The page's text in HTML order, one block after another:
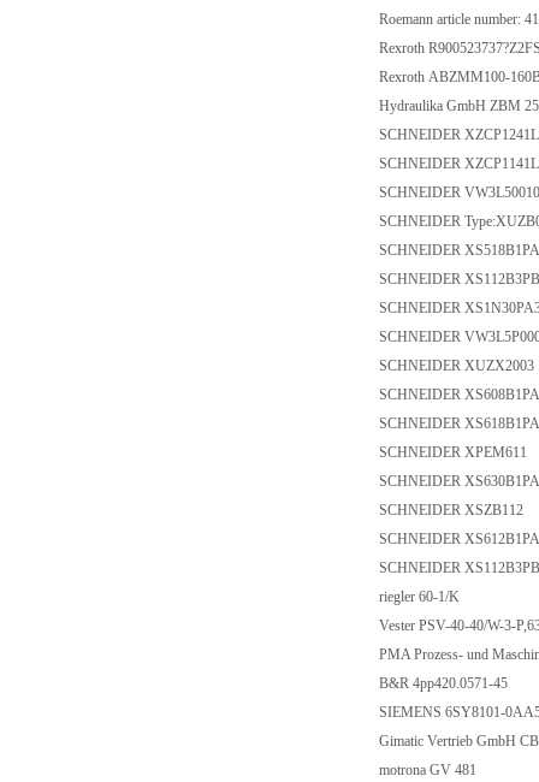
Roemann article
Rexroth
Rexroth ABZMM100-
Hydraulika GmbH
SCHNEIDER
SCHNEIDER
SCHNEIDER
SCHNEIDER
SCHNEIDER
SCHNEIDER
SCHNEIDER
SCHNEIDER
SCHNEIDER
SCHNEIDER
SCHNEIDER
SCHNEIDER
SCHNEIDER
SCHNEIDER
SCHNEIDER
SCHNEIDER
riegler 60-1/K
Vester PSV-40-40/W-
PMA Prozess- und
B&R 4pp420.0571-
SIEMENS
Gimatic Vertrieb
motrona GV 481